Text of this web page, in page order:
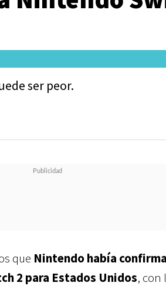
ser peor.
que Nintendo había
2 para Estados Unidos, con